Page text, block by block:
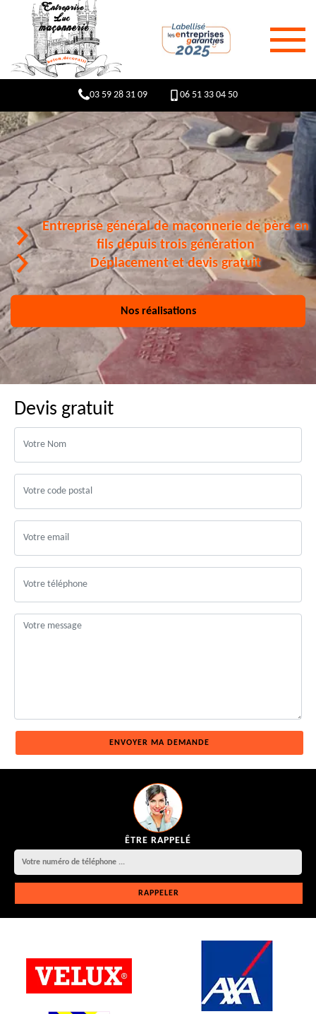
03 59 28 31 09 06 51 33 04 50
Entreprise général de maçonnerie de père en
fils depuis trois génération
Déplacement et devis gratuit
Nos réalisations
Devis gratuit
ÊTRE RAPPELÉ